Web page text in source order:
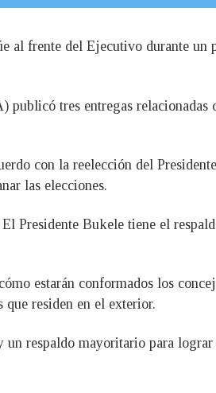
al frente del Ejecutivo durante un
tres entregas relacionadas
con la reelección del
las elecciones.
Presidente Bukele tiene el
estarán conformados los
residen en el exterior.
respaldo mayoritario para